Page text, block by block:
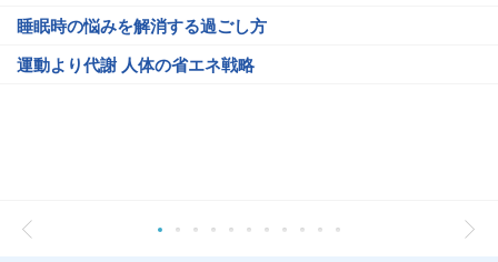
睡眠時の悩みを解消する過ごし方
運動より代謝 人体の省エネ戦略